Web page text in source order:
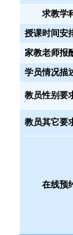
求教学
授课时间安
家教老师报
学员情况描
教员性别要
教员其它要
在线预